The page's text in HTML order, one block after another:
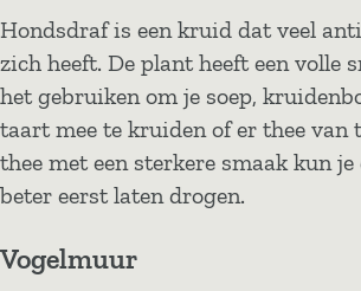
Hondsdraf is een kruid dat veel
zich heeft. De plant heeft een volle
het gebruiken om je soep,
taart mee te kruiden of er thee van
thee met een sterkere smaak kun
beter eerst laten drogen.
Vogelmuur